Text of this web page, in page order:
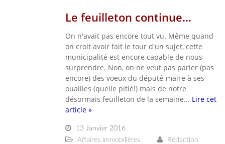
Le feuilleton continue...
On n'avait pas encore tout vu. Même quand
on croit avoir fait le tour d'un sujet, cette
municipalité est encore capable de nous
surprendre. Non, on ne veut pas parler (pas
encore) des voeux du député-maire à ses
ouailles (quelle pitié!) mais de notre
désormais feuilleton de la semaine... Lire cet
article »
13 Janvier 2016
Affaires immobilières
Rédaction